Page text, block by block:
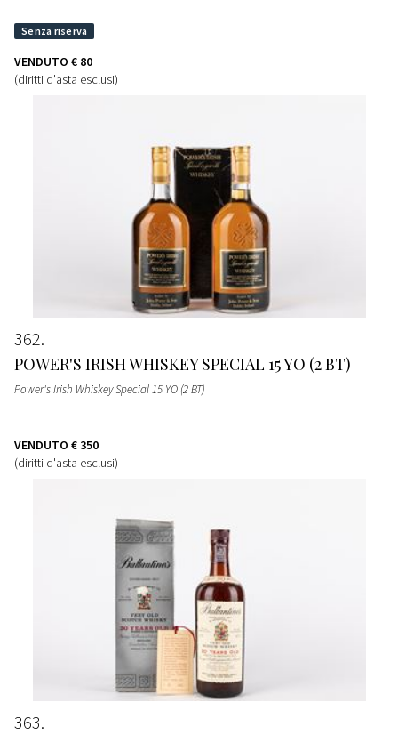
VENDUTO € 80
(diritti d'asta esclusi)
362
POWER'S IRISH WHISKEY SPECIAL 15 YO (2 BT)
Power's Irish Whiskey Special 15 YO (2 BT)
VENDUTO € 350
(diritti d'asta esclusi)
363